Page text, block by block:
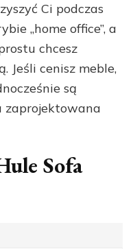
Ci podczas
„home office”, a
chcesz
Jeśli cenisz meble,
są
zaprojektowana
Sofa